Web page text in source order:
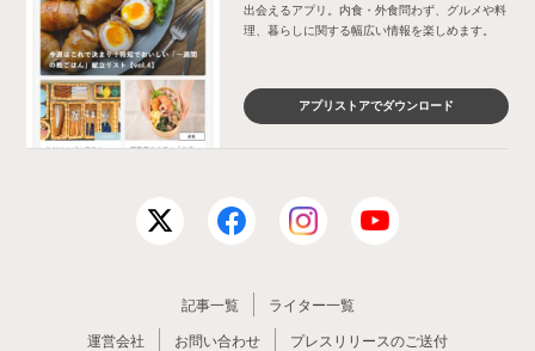
出会えるアプリ。内食・外食問わず、グルメや料
理、暮らしに関する幅広い情報を楽しめます。
アプリストアでダウンロード
記事一覧
ライター一覧
運営会社
お問い合わせ
プレスリリースのご送付